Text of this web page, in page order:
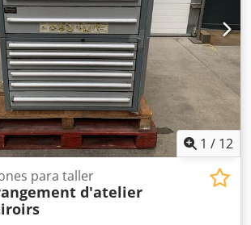
1 / 12
para taller
d'atelier